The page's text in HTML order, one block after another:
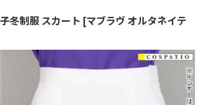
冬制服 スカート [マブラヴ オルタネイテ